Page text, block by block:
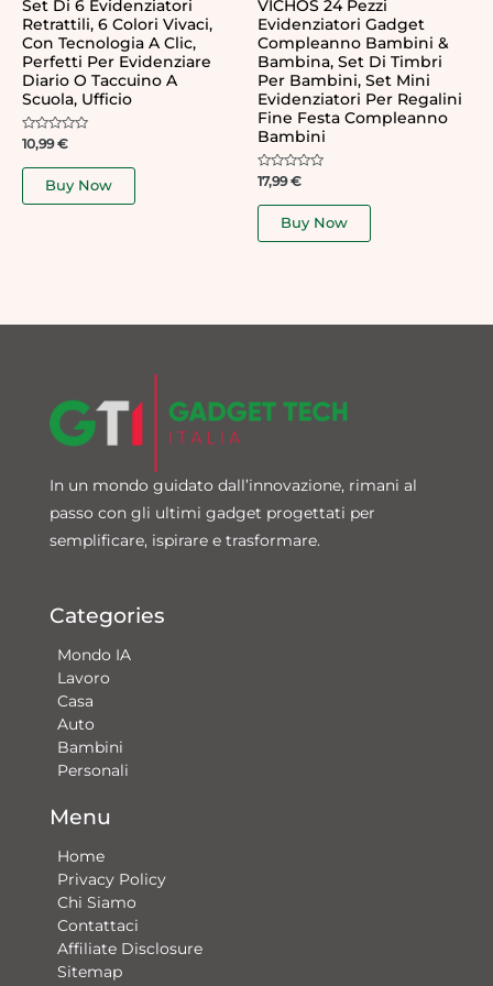
Set Di 6 Evidenziatori
Retrattili, 6 Colori Vivaci,
Con Tecnologia A Clic,
Perfetti Per Evidenziare
Diario O Taccuino A
Scuola, Ufficio
Rated
out
10,99€
Buy Now
VICHOS 24 Pezzi
Evidenziatori Gadget
Compleanno Bambini &
Bambina, Set Di Timbri
Per Bambini, Set Mini
Evidenziatori Per Regalini
Fine Festa Compleanno
Bambini
Rated
out
17,99€
Buy Now
In un mondo guidato dall’innovazione, rimani al
passo con gli ultimi gadget progettati per
semplificare, ispirare e trasformare.
Categories
Mondo IA
Lavoro
Casa
Auto
Bambini
Personali
Menu
Home
Privacy Policy
Chi Siamo
Contattaci​
Affiliate Disclosure
Sitemap